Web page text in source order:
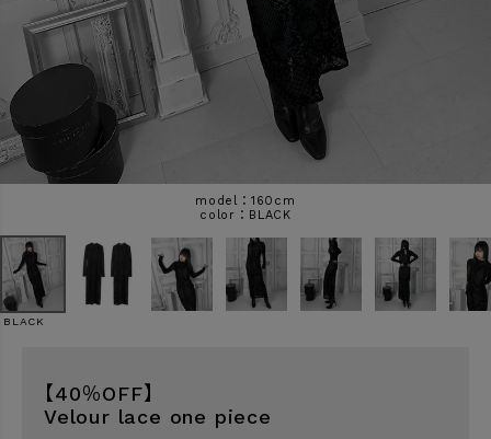
カラー
価格（税込）
〜
在庫なし商品
表示する 表示しない
model：160cm
BLACK
BLACK
【40％OFF】
Velour lace one piece